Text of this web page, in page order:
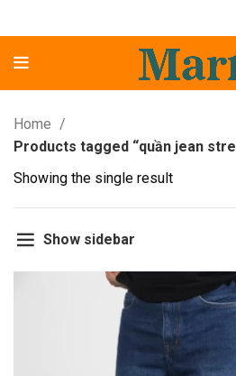
Home
Products tagged “quần jean
Showing the single result
Show sidebar